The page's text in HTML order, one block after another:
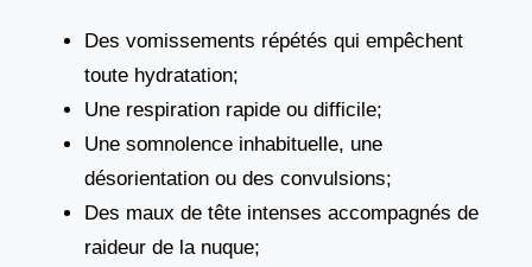
Des vomissements répétés qui empêchent
toute hydratation;
Une respiration rapide ou difficile;
Une somnolence inhabituelle, une
désorientation ou des convulsions;
Des maux de tête intenses accompagnés de
raideur de la nuque;